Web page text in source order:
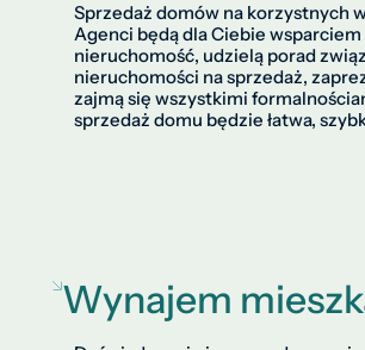
Sprzedaż domów na korzystnych
Agenci będą dla Ciebie
nieruchomość, udzielą porad
nieruchomości na sprzedaż,
zajmą się wszystkimi
sprzedaż domu będzie łatwa,
Wynajem